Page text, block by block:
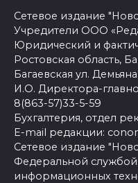
Сетевое издание
Учредители ООО
Юридический и
Ростовская область,
Багаевская ул.
И.О. Директора-
8(863-57)33-5-59
Бухгалтерия, отдел
E-mail редакции:
Сетевое издание
Федеральной
информационных